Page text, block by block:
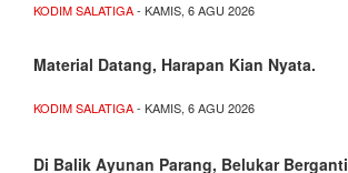
KODIM SALATIGA- KAMIS, 6 AGU 2026
Material Datang, Harapan Kian Nyata.
KODIM SALATIGA- KAMIS, 6 AGU 2026
Di Balik Ayunan Parang, Belukar Berganti